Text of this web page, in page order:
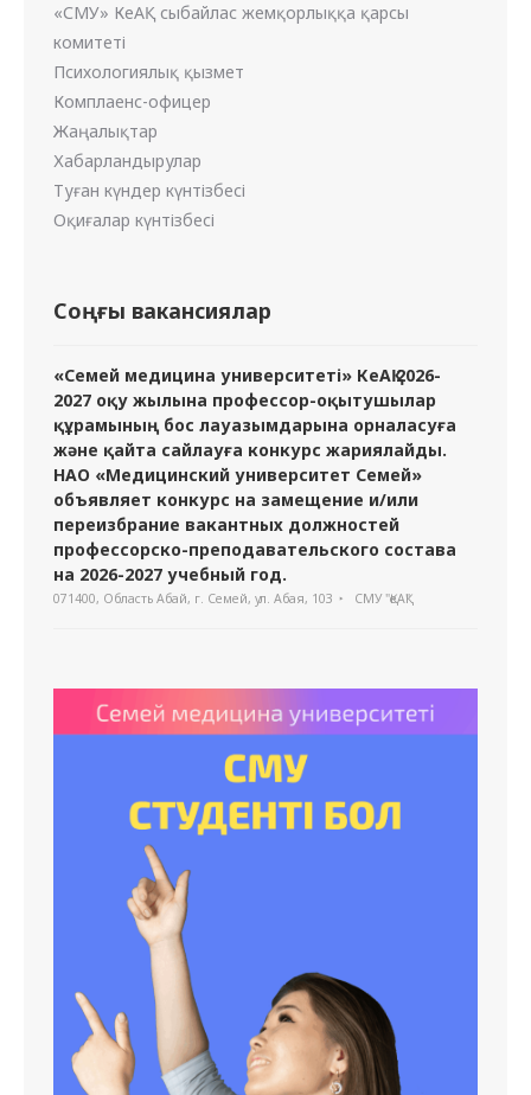
«СМУ» КеАҚ сыбайлас жемқорлыққа қарсы
комитеті
Психологиялық қызмет
Комплаенс-офицер
Жаңалықтар
Хабарландырулар
Туған күндер күнтізбесі
Оқиғалар күнтізбесі
Соңғы вакансиялар
«Семей медицина университеті» КеАҚ 2026-
2027 оқу жылына профессор-оқытушылар
құрамының бос лауазымдарына орналасуға
және қайта сайлауға конкурс жариялайды.
НАО «Медицинский университет Семей»
объявляет конкурс на замещение и/или
переизбрание вакантных должностей
профессорско-преподавательского состава
на 2026-2027 учебный год.
071400, Область Абай, г. Семей, ул. Абая, 103 СМУ "ҚеАҚ"